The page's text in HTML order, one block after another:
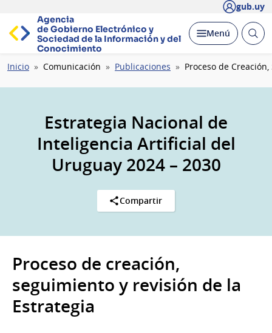
gub.uy
Agencia
de Gobierno Electrónico y
Sociedad de la Información y del
Conocimiento
Desplegar
Menú Abrir
Ruta
navegación
Inicio Comunicación Publicaciones Proceso de
Estrategia Nacional de
Inteligencia Artificial del
Uruguay 2024 – 2030
Compartir
Proceso de creación,
seguimiento y revisión de la
Estrategia